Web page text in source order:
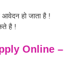
हो जाता है !
है !
Online–